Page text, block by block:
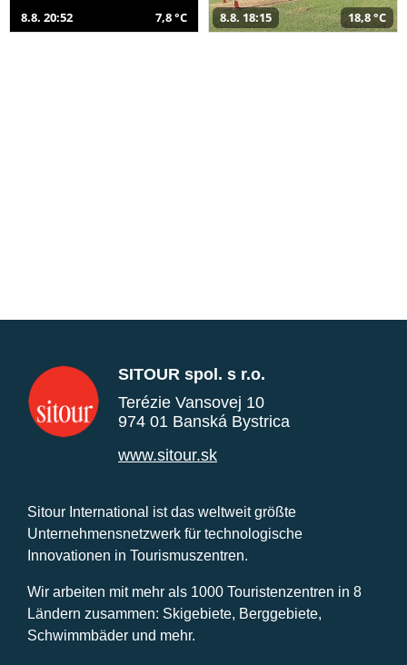
8.8. 20:52 7,8 °C 8.8. 18:15 18,8 °C
SITOUR spol. s r.o.
Terézie Vansovej 10
974 01 Banská Bystrica
www.sitour.sk
Sitour International ist das weltweit größte
Unternehmensnetzwerk für technologische
Innovationen in Tourismuszentren.
Wir arbeiten mit mehr als 1000 Touristenzentren in 8
Ländern zusammen: Skigebiete, Berggebiete,
Schwimmbäder und mehr.